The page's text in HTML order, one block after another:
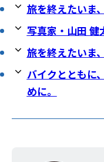
旅を終えたいま
写真家・山田 健
旅を終えたいま
バイクとともに
めに。